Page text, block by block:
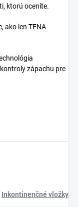
ktorú oceníte.
ako len TENA
zápachu pre
Inkontinenčné vložky